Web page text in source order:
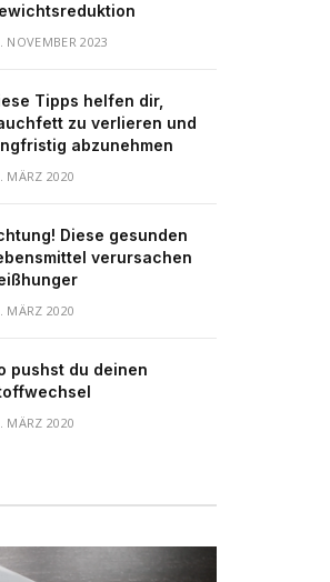
NOVEMBER 2023
Tipps helfen dir,
zu verlieren und
abzunehmen
MÄRZ 2020
Diese gesunden
verursachen
MÄRZ 2020
pushst du deinen
MÄRZ 2020